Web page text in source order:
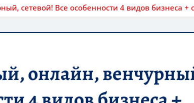
сетевой! Все особенности 4 видов бизнеса
онлайн,